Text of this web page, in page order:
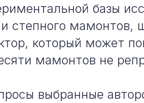
базы
степного мамонтов,
который может
мамонтов не
выбранные